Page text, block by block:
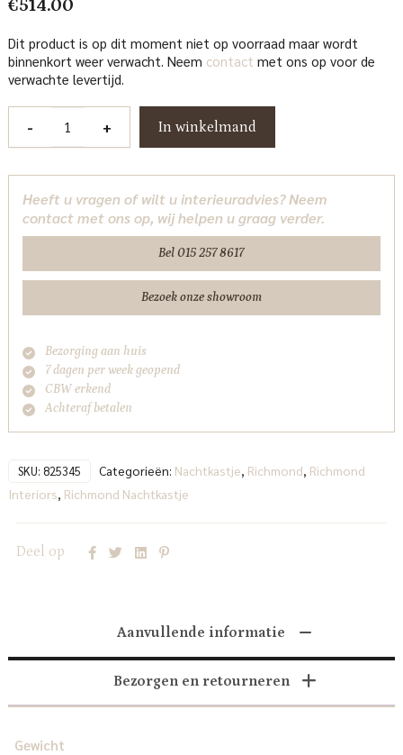
€514.00
Dit product is op dit moment niet op voorraad maar wordt
binnenkort weer verwacht. Neem contact met ons op voor de
verwachte levertijd.
-
2-
drawers
Richmond
aantal
+ In winkelmand
Heeft u vragen of wilt u interieuradvies? Neem
contact met ons op, wij helpen u graag verder.
Bel 015 257 8617
Bezoek onze showroom
Bezorging aan huis
7 dagen per week geopend
CBW erkend
Achteraf betalen
SKU: 825345 Categorieën: Nachtkastje Richmond Richmond
Interiors Richmond Nachtkastje
Deel op
Aanvullende informatie
Bezorgen en retourneren
Gewicht